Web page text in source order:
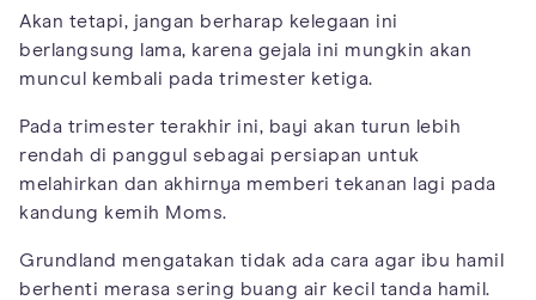
Akan tetapi, jangan berharap kelegaan ini
berlangsung lama, karena gejala ini mungkin akan
muncul kembali pada trimester ketiga.
Pada trimester terakhir ini, bayi akan turun lebih
rendah di panggul sebagai persiapan untuk
melahirkan dan akhirnya memberi tekanan lagi pada
kandung kemih Moms.
Grundland mengatakan tidak ada cara agar ibu hamil
berhenti merasa sering buang air kecil tanda hamil.